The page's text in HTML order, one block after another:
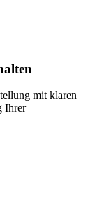
mit klaren
Ihrer